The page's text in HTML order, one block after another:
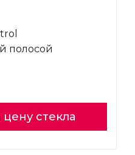
полосой
стекла